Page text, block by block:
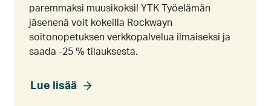
paremmaksi muusikoksi! YTK Työelämän
jäsenenä voit kokeilla Rockwayn
soitonopetuksen verkkopalvelua ilmaiseksi ja
saada -25 % tilauksesta.
Lue lisää